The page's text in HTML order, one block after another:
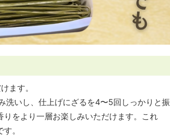
ます。
洗いし、仕上げにざるを4〜5回しっかりと振
をより一層お楽しみいただけます。これ
。